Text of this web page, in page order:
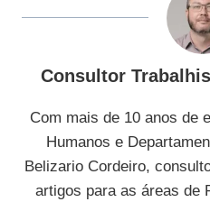
Consultor
Com mais de 10 anos de
Humanos e
Belizario Cordeiro,
artigos para as áreas de